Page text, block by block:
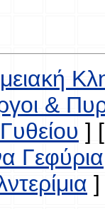
&
]
Γεφύρια
]